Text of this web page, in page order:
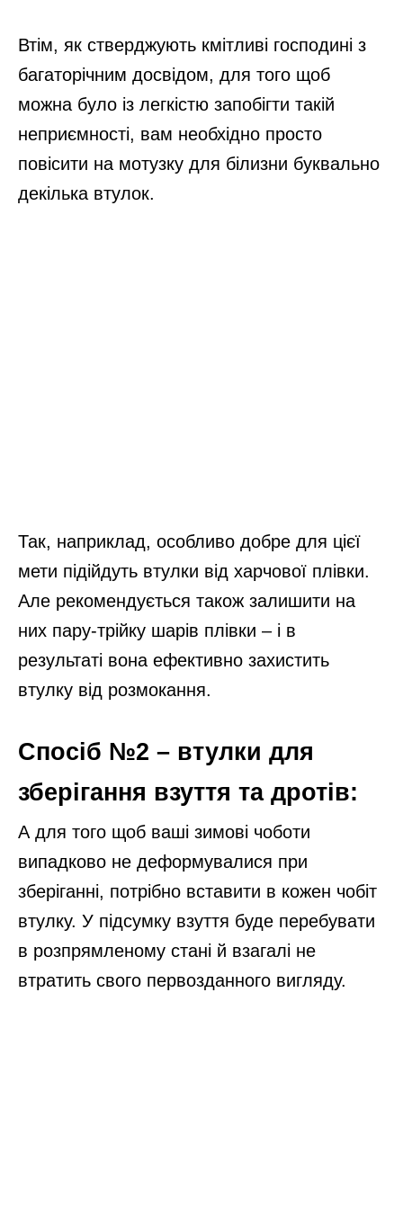
Втім, як стверджують кмітливі господині з
багаторічним досвідом, для того щоб
можна було із легкістю запобігти такій
неприємності, вам необхідно просто
повісити на мотузку для білизни буквально
декілька втулок.
Так, наприклад, особливо добре для цієї
мети підійдуть втулки від харчової плівки.
Але рекомендується також залишити на
них пару-трійку шарів плівки – і в
результаті вона ефективно захистить
втулку від розмокання.
Спосіб №2 – втулки для
зберігання взуття та дротів:
А для того щоб ваші зимові чоботи
випадково не деформувалися при
зберіганні, потрібно вставити в кожен чобіт
втулку. У підсумку взуття буде перебувати
в розпрямленому стані й взагалі не
втратить свого первозданного вигляду.